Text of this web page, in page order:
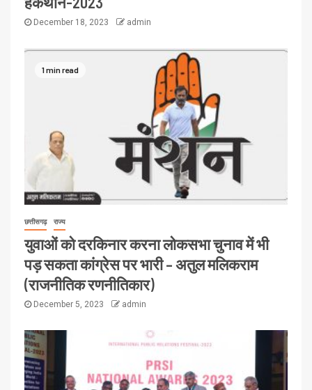
December 18, 2023 admin
1 min read
छत्तीसगढ़ राज्य
युवाओं को दरकिनार करना लोकसभा चुनाव में भी
पड़ सकता कांग्रेस पर भारी – अतुल मलिकराम
(राजनीतिक रणनीतिकार)
December 5, 2023 admin